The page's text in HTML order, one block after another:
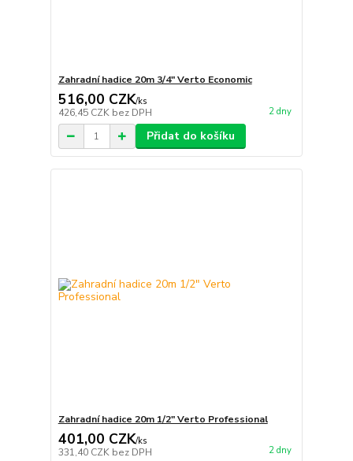
Zahradní hadice 20m 3/4" Verto Economic
516,00 CZK/ks
426,45 CZK bez DPH 2 dny
Přidat do košíku
Zahradní hadice 20m 1/2" Verto Professional
401,00 CZK/ks
331,40 CZK bez DPH 2 dny